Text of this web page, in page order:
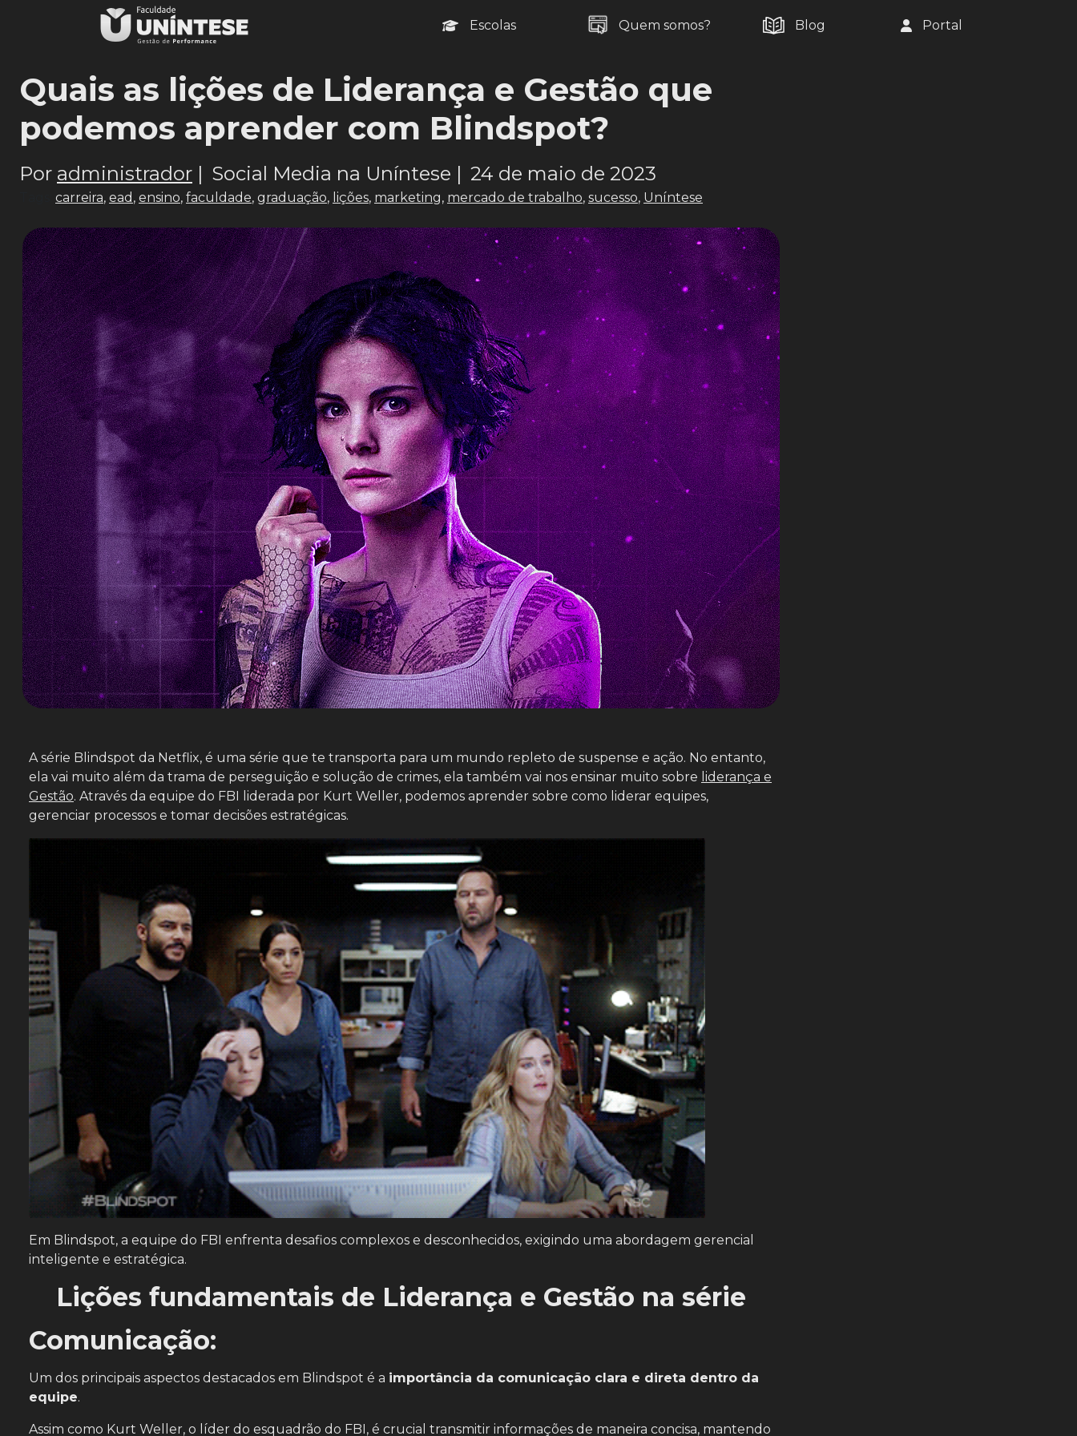
Escolas Quem somos? Blog Portal
Quais as lições de Liderança e Gestão que
podemos aprender com Blindspot?
Por administrador | Social Media na Uníntese | 24 de maio de 2023
carreira, ead , ensino, faculdade, graduação, lições, marketing, mercado de trabalho, sucesso, Uníntese
A série Blindspot da Netflix, é uma série que te transporta para um mundo repleto de suspense e ação. No entanto,
ela vai muito além da trama de perseguição e solução de crimes, ela também vai nos ensinar muito sobre liderança e
Gestão. Através da equipe do FBI liderada por Kurt Weller, podemos aprender sobre como liderar equipes,
gerenciar processos e tomar decisões estratégicas.
Em Blindspot, a equipe do FBI enfrenta desafios complexos e desconhecidos, exigindo uma abordagem gerencial
inteligente e estratégica.
Lições fundamentais de Liderança e Gestão na série
Comunicação:
Um dos principais aspectos destacados em Blindspot é a importância da comunicação clara e direta dentro da
equipe.
Assim como Kurt Weller, o líder do esquadrão do FBI, é crucial transmitir informações de maneira concisa, mantendo